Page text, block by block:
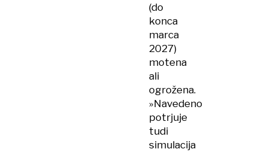
(do
konca
marca
2027)
motena
ali
ogrožena.
»Navedeno
potrjuje
tudi
simulacija